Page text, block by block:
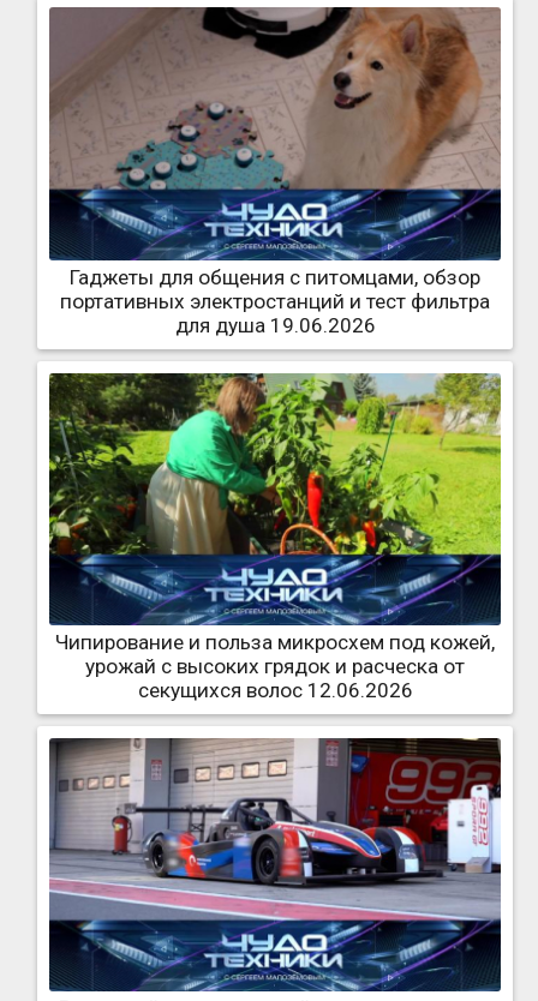
Гаджеты для общения с питомцами, обзор
портативных электростанций и тест фильтра
для душа 19.06.2026
Чипирование и польза микросхем под кожей,
урожай с высоких грядок и расческа от
секущихся волос 12.06.2026